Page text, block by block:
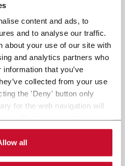
content and ads, to
and to analyse our traffic.
about your use of our site with
and analytics partners who
that you’ve
collected from your use
the 'Deny' button only
for the web navigation will
of cookies to be
cookie policy
all
Targets initiative)
zero di Coesia